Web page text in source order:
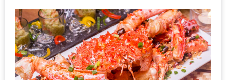
เบียร์
ที่
ใหญ่
ที่สุด
ใน